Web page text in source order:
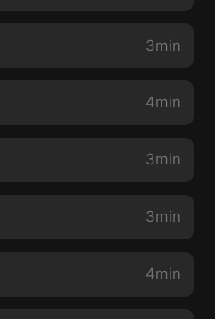
3min
4min
3min
3min
4min